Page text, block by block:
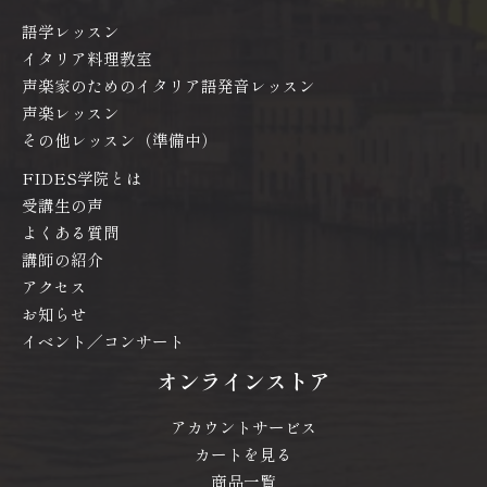
語学レッスン
イタリア料理教室
声楽家のためのイタリア語発音レッスン
声楽レッスン
その他レッスン（準備中）
FIDES学院とは
受講生の声
よくある質問
講師の紹介
アクセス
お知らせ
イベント／コンサート
オンラインストア
アカウントサービス
カートを見る
商品一覧